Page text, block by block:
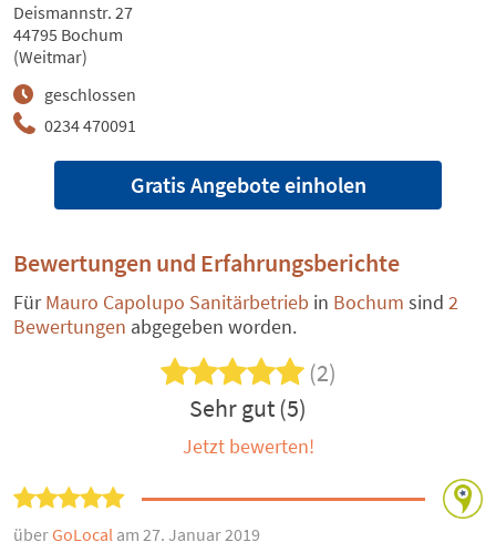
0234 470091
geschlossen
Deismannstr. 27
44795 Bochum
(Weitmar)
Gratis Angebote einholen
Bewertungen und Erfahrungsberichte
FürMauro Capolupo Sanitärbetrieb in Bochum sind 2
Bewertungen abgegeben worden.
(2)
Sehr gut (5)
Jetzt bewerten!
überGoLocal am 27. Januar 2019